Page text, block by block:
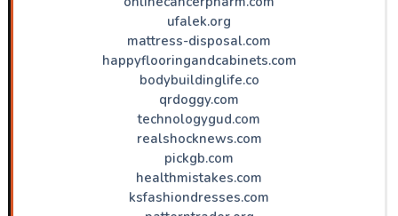
ufalek.org
mattress-disposal.com
happyflooringandcabinets.com
bodybuildinglife.co
qrdoggy.com
technologygud.com
realshocknews.com
pickgb.com
healthmistakes.com
ksfashiondresses.com